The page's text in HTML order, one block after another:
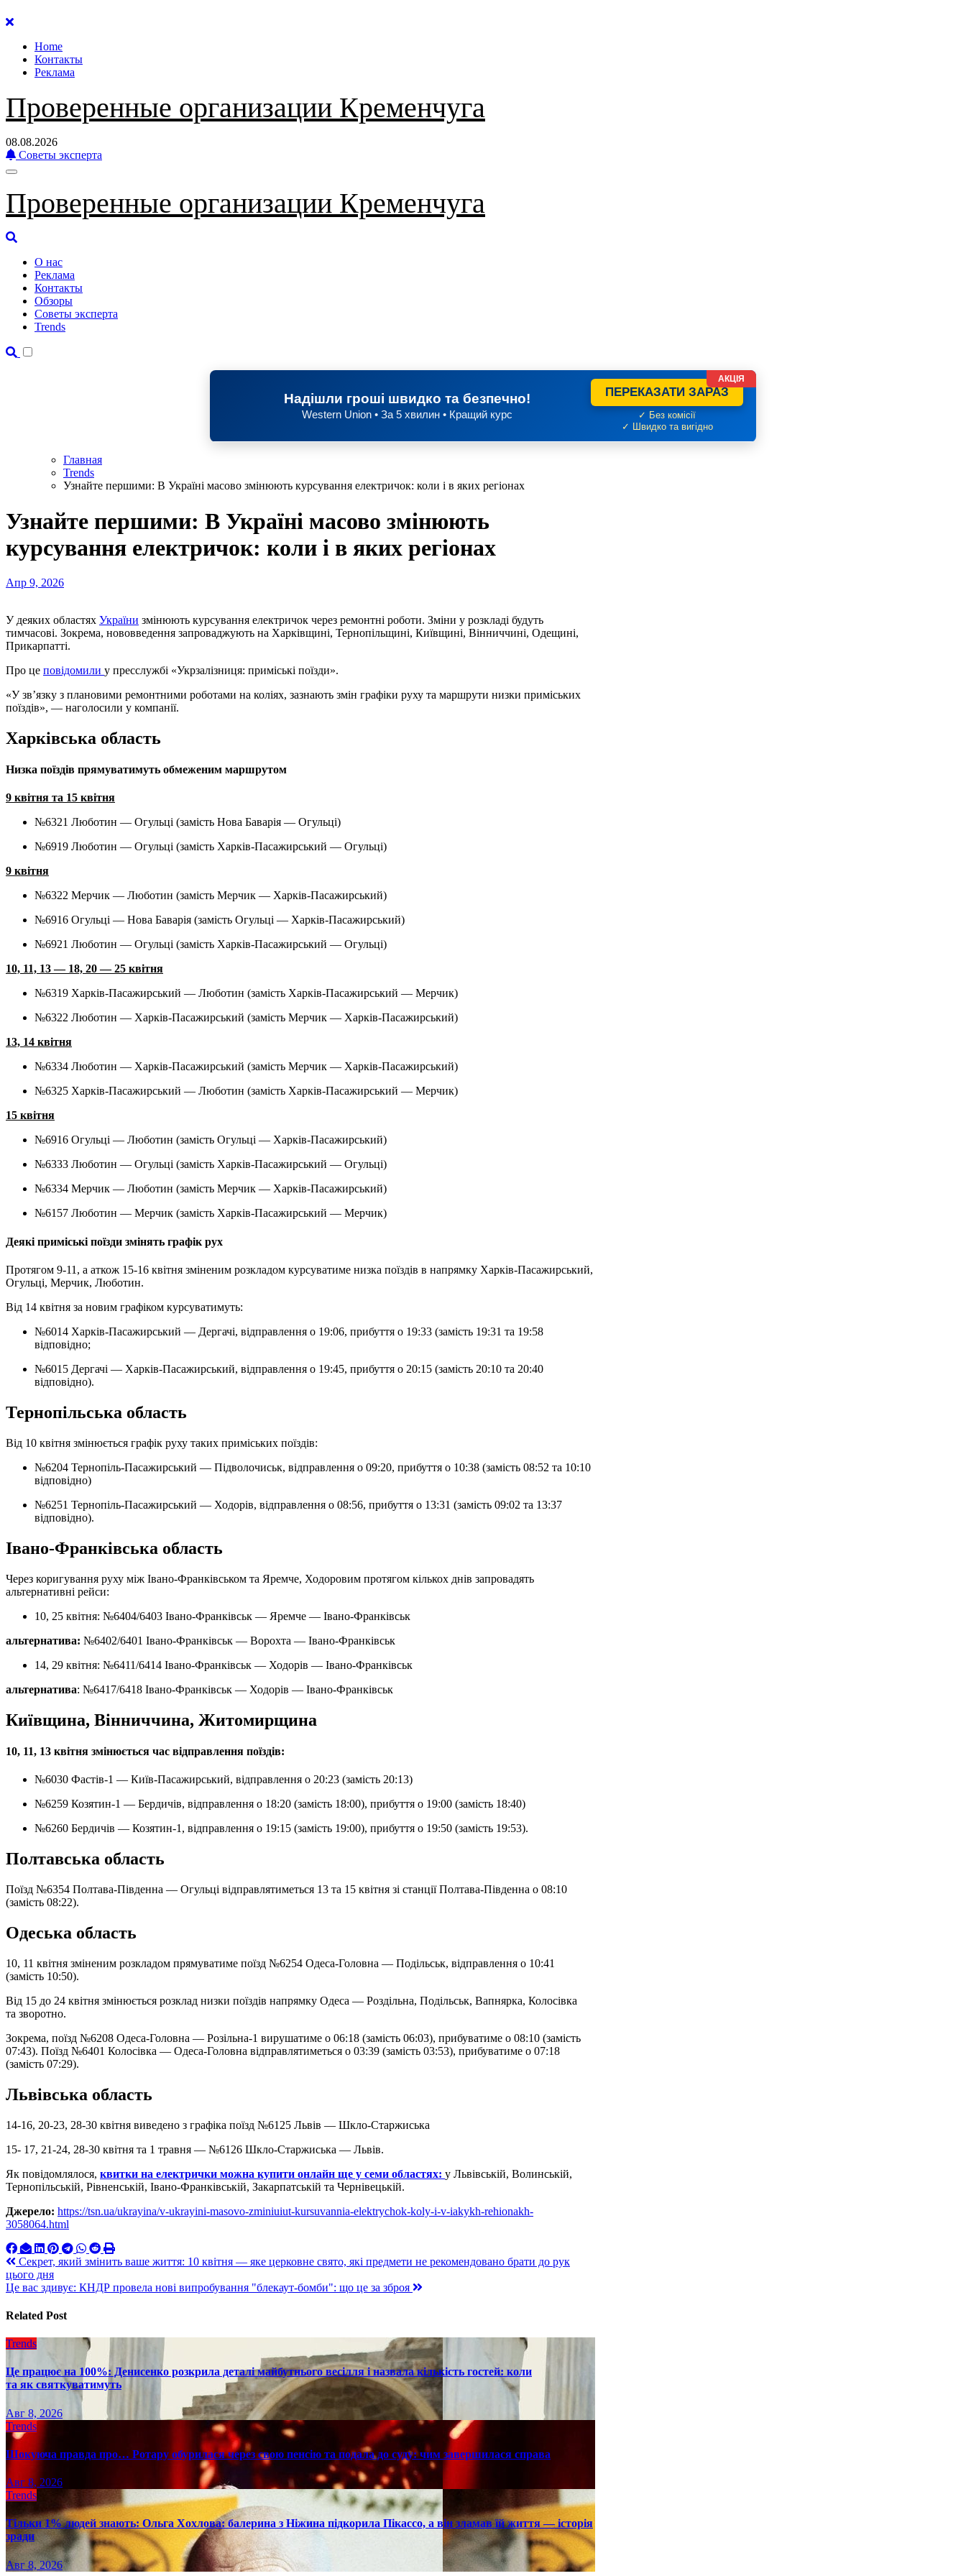
Перейти
содержанию
Home
Контакты
Реклама
Проверенные организации Кременчуга
08.08.2026
Советы эксперта
Проверенные организации Кременчуга
О нас
Реклама
Контакты
Обзоры
Советы эксперта
Trends
Надішли гроші швидко та безпечно!
Western Union • За 5 хвилин • Кращий курс
ПЕРЕКАЗАТИ ЗАРАЗ
✓ Без комісії
✓ Швидко та вигідно
АКЦІЯ
Главная
Trends
Узнайте першими: В Україні масово змінюють курсування електричок: коли і в яких регіонах
Узнайте першими: В Україні масово змінюють
курсування електричок: коли і в яких регіонах
Апр 9, 2026
У деяких областях України змінюють курсування електричок через ремонтні роботи. Зміни у розкладі будуть
тимчасові. Зокрема, нововведення запроваджують на Харківщині, Тернопільщині, Київщині, Вінниччині, Одещині,
Прикарпатті.
Про це повідомили у пресслужбі «Укрзалізниця: приміські поїзди».
«У зв’язку з плановими ремонтними роботами на коліях, зазнають змін графіки руху та маршрути низки приміських
поїздів», — наголосили у компанії.
Харківська область
Низка поїздів прямуватимуть обмеженим маршрутом
9 квітня та 15 квітня
№6321 Люботин — Огульці (замість Нова Баварія — Огульці)
№6919 Люботин — Огульці (замість Харків-Пасажирський — Огульці)
9 квітня
№6322 Мерчик — Люботин (замість Мерчик — Харків-Пасажирський)
№6916 Огульці — Нова Баварія (замість Огульці — Харків-Пасажирський)
№6921 Люботин — Огульці (замість Харків-Пасажирський — Огульці)
10, 11, 13 — 18, 20 — 25 квітня
№6319 Харків-Пасажирський — Люботин (замість Харків-Пасажирський — Мерчик)
№6322 Люботин — Харків-Пасажирський (замість Мерчик — Харків-Пасажирський)
13, 14 квітня
№6334 Люботин — Харків-Пасажирський (замість Мерчик — Харків-Пасажирський)
№6325 Харків-Пасажирський — Люботин (замість Харків-Пасажирський — Мерчик)
15 квітня
№6916 Огульці — Люботин (замість Огульці — Харків-Пасажирський)
№6333 Люботин — Огульці (замість Харків-Пасажирський — Огульці)
№6334 Мерчик — Люботин (замість Мерчик — Харків-Пасажирський)
№6157 Люботин — Мерчик (замість Харків-Пасажирський — Мерчик)
Деякі приміські поїзди змінять графік рух
Протягом 9-11, а аткож 15-16 квітня зміненим розкладом курсуватиме низка поїздів в напрямку Харків-Пасажирський,
Огульці, Мерчик, Люботин.
Від 14 квітня за новим графіком курсуватимуть:
№6014 Харків-Пасажирський — Дергачі, відправлення о 19:06, прибуття о 19:33 (замість 19:31 та 19:58
відповідно;
№6015 Дергачі — Харків-Пасажирський, відправлення о 19:45, прибуття о 20:15 (замість 20:10 та 20:40
відповідно).
Тернопільська область
Від 10 квітня змінюється графік руху таких приміських поїздів:
№6204 Тернопіль-Пасажирський — Підволочиськ, відправлення о 09:20, прибуття о 10:38 (замість 08:52 та 10:10
відповідно)
№6251 Тернопіль-Пасажирський — Ходорів, відправлення о 08:56, прибуття о 13:31 (замість 09:02 та 13:37
відповідно).
Івано-Франківська область
Через коригування руху між Івано-Франківськом та Яремче, Ходоровим протягом кількох днів запровадять
альтернативні рейси:
10, 25 квітня: №6404/6403 Івано-Франківськ — Яремче — Івано-Франківськ
альтернатива: №6402/6401 Івано-Франківськ — Ворохта — Івано-Франківськ
14, 29 квітня: №6411/6414 Івано-Франківськ — Ходорів — Івано-Франківськ
альтернатива: №6417/6418 Івано-Франківськ — Ходорів — Івано-Франківськ
Київщина, Вінниччина, Житомирщина
10, 11, 13 квітня змінюється час відправлення поїздів:
№6030 Фастів-1 — Київ-Пасажирський, відправлення о 20:23 (замість 20:13)
№6259 Козятин-1 — Бердичів, відправлення о 18:20 (замість 18:00), прибуття о 19:00 (замість 18:40)
№6260 Бердичів — Козятин-1, відправлення о 19:15 (замість 19:00), прибуття о 19:50 (замість 19:53).
Полтавська область
Поїзд №6354 Полтава-Південна — Огульці відправлятиметься 13 та 15 квітня зі станції Полтава-Південна о 08:10
(замість 08:22).
Одеська область
10, 11 квітня зміненим розкладом прямуватиме поїзд №6254 Одеса-Головна — Подільськ, відправлення о 10:41
(замість 10:50).
Від 15 до 24 квітня змінюється розклад низки поїздів напрямку Одеса — Роздільна, Подільськ, Вапнярка, Колосівка
та зворотно.
Зокрема, поїзд №6208 Одеса-Головна — Розільна-1 вирушатиме о 06:18 (замість 06:03), прибуватиме о 08:10 (замість
07:43). Поїзд №6401 Колосівка — Одеса-Головна відправлятиметься о 03:39 (замість 03:53), прибуватиме о 07:18
(замість 07:29).
Львівська область
14-16, 20-23, 28-30 квітня виведено з графіка поїзд №6125 Львів — Шкло-Старжиська
15- 17, 21-24, 28-30 квітня та 1 травня — №6126 Шкло-Старжиська — Львів.
Як повідомлялося, квитки на електрички можна купити онлайн ще у семи областях: у Львівській, Волинській,
Тернопільській, Рівненській, Івано-Франківській, Закарпатській та Чернівецькій.
Джерело: https://tsn.ua/ukrayina/v-ukrayini-masovo-zminiuiut-kursuvannia-elektrychok-koly-i-v-iakykh-rehionakh-
3058064.html
Навигация
по
Секрет, який змінить ваше життя: 10 квітня — яке церковне свято, які предмети не рекомендовано брати до рук
цього дня
Це вас здивує: КНДР провела нові випробування "блекаут-бомби": що це за зброя
Related Post
Trends
Це працює на 100%: Денисенко розкрила деталі майбутнього весілля і назвала кількість гостей: коли
та як святкуватимуть
Авг 8, 2026
Trends
Шокуюча правда про… Ротару обурилася через свою пенсію та подала до суду: чим завершилася справа
Авг 8, 2026
Trends
Тільки 1% людей знають: Ольга Хохлова: балерина з Ніжина підкорила Пікассо, а він зламав їй життя — історія
зради
Авг 8, 2026